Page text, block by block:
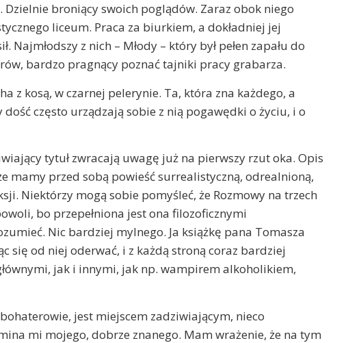
Dzielnie broniący swoich poglądów. Zaraz obok niego
liceum. Praca za biurkiem, a dokładniej jej
Najmłodszy z nich – Młody – który był pełen zapału do
bardzo pragnący poznać tajniki pracy grabarza.
z kosą, w czarnej pelerynie. Ta, która zna każdego, a
często urządzają sobie z nią pogawędki o życiu, i o
tytuł zwracają uwagę już na pierwszy rzut oka. Opis
mamy przed sobą powieść surrealistyczną, odrealnioną,
Niektórzy mogą sobie pomyśleć, że Rozmowy na trzech
bo przepełniona jest ona filozoficznymi
Nic bardziej mylnego. Ja książkę pana Tomasza
się od niej oderwać, i z każdą stroną coraz bardziej
jak i innymi, jak np. wampirem alkoholikiem,
jest miejscem zadziwiającym, nieco
mi mojego, dobrze znanego. Mam wrażenie, że na tym